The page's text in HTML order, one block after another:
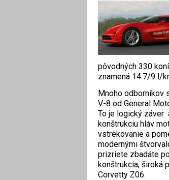
pôvodných 330
znamená 14.7/9 l/
Mnoho odborníkov
V-8 od General
To je logický záver
konštrukciu hláv
vstrekovanie a
modernými
prizriete zbadáte
konštrukcia, široká
Corvetty Z06.